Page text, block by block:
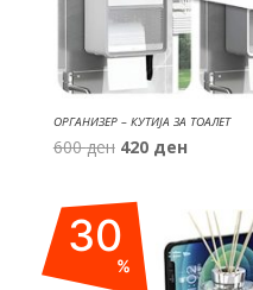
ОРГАНИЗЕР – КУТИЈА ЗА ТОАЛЕТ
600ден Original
was:
600 ден.
420 денCurrent
420 ден.
30
%